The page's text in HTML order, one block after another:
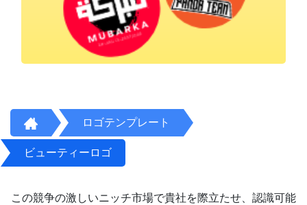
ロゴテンプレート
ビューティーロゴ
この競争の激しいニッチ市場で貴社を際立たせ、認識可能